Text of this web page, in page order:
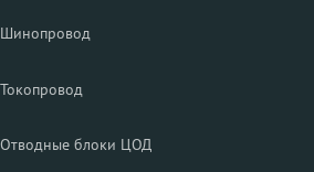
Шинопровод
Токопровод
Отводные блоки ЦОД